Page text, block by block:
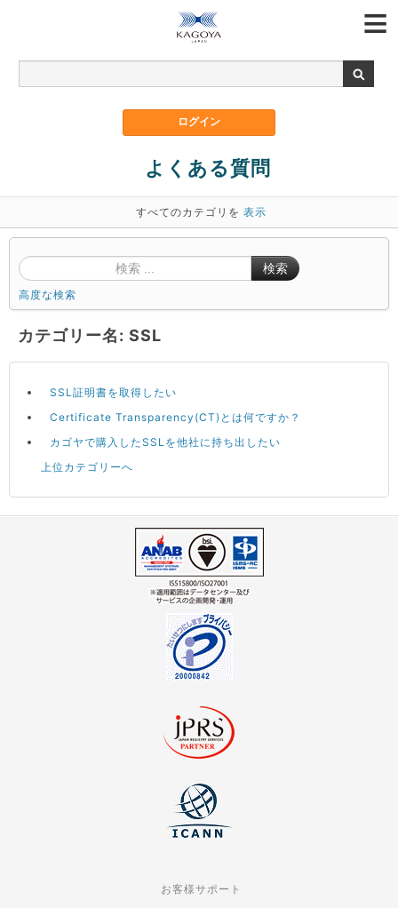
よくある質問
すべてのカテゴリを 表示
検索
高度な検索
カテゴリー名: SSL
SSL証明書を取得したい
Certificate Transparency(CT)とは何ですか？
カゴヤで購入したSSLを他社に持ち出したい
上位カテゴリーへ
お客様サポート